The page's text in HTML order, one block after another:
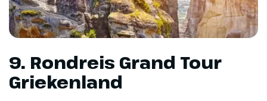
9. Rondreis Grand Tour
Griekenland